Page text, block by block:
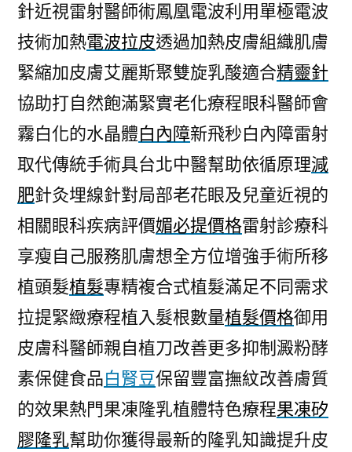
針近視雷射醫師術鳳凰電波利用單極電波
技術加熱電波拉皮透過加熱皮膚組織肌膚
緊縮加皮膚艾麗斯聚雙旋乳酸適合精靈針
協助打自然飽滿緊實老化療程眼科醫師會
霧白化的水晶體白內障新飛秒白內障雷射
取代傳統手術具台北中醫幫助依循原理減
肥針灸埋線針對局部老花眼及兒童近視的
相關眼科疾病評價媚必提價格雷射診療科
享瘦自己服務肌膚想全方位增強手術所移
植頭髮植髮專精複合式植髮滿足不同需求
拉提緊緻療程植入髮根數量植髮價格御用
皮膚科醫師親自植刀改善更多抑制澱粉酵
素保健食品白腎豆保留豐富撫紋改善膚質
的效果熱門果凍隆乳植體特色療程果凍矽
膠隆乳幫助你獲得最新的隆乳知識提升皮